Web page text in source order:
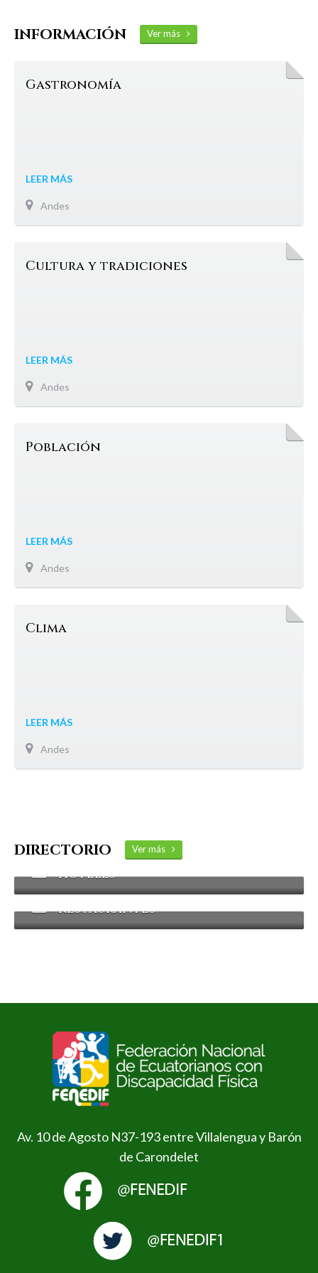
INFORMACIÓN Ver más
Gastronomía
LEER MÁS
Andes
Cultura y tradiciones
LEER MÁS
Andes
Población
LEER MÁS
Andes
Clima
LEER MÁS
Andes
DIRECTORIO Ver más
Hoteles
Restaurantes
Av. 10 de Agosto N37-193 entre Villalengua y Barón
de Carondelet